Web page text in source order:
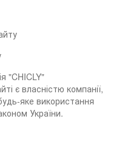
"CHICLY"
є власністю компанії,
яке використання
України.